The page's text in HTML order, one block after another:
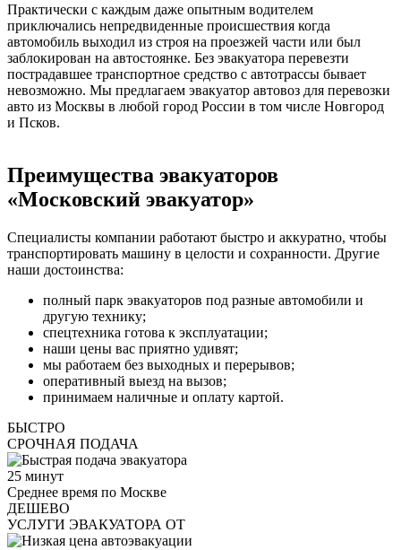
Практически с каждым даже опытным водителем
приключались непредвиденные происшествия когда
автомобиль выходил из строя на проезжей части или был
заблокирован на автостоянке. Без эвакуатора перевезти
пострадавшее транспортное средство с автотрассы бывает
невозможно. Мы предлагаем эвакуатор автовоз для перевозки
авто из Москвы в любой город России в том числе Новгород
и Псков.
Преимущества эвакуаторов
«Московский эвакуатор»
Специалисты компании работают быстро и аккуратно, чтобы
транспортировать машину в целости и сохранности. Другие
наши достоинства:
полный парк эвакуаторов под разные автомобили и
другую технику;
спецтехника готова к эксплуатации;
наши цены вас приятно удивят;
мы работаем без выходных и перерывов;
оперативный выезд на вызов;
принимаем наличные и оплату картой.
БЫСТРО
СРОЧНАЯ ПОДАЧА
25 минут
Среднее время по Москве
ДЕШЕВО
УСЛУГИ ЭВАКУАТОРА ОТ